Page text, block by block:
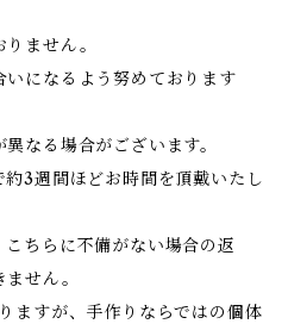
ません。
いになるよう努めております
なる場合がございます。
約3週間ほどお時間を頂戴いたし
こちらに不備がない場合の返
せん。
ますが、手作りならではの個体